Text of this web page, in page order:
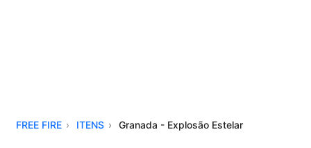
FREE FIRE ITENS Granada - Explosão Estelar